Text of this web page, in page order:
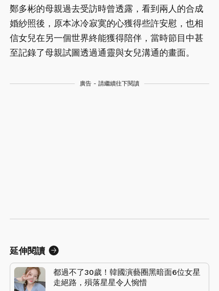
鄭多彬的母親過去受訪時曾透露，看到兩人的合成
婚紗照後，原本冰冷寂寞的心獲得些許安慰，也相
信女兒在另一個世界終能獲得陪伴，當時節目中甚
至記錄了母親試圖透過通靈與女兒溝通的畫面。
廣告 - 請繼續往下閱讀
延伸閱讀
都過不了30歲！韓國演藝圈黑暗面6位女星
走絕路，殞落星星令人惋惜